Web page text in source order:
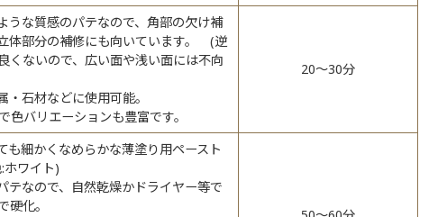
うな質感のパテなので、角部の欠け補
体部分の補修にも向いています。 (逆
くないので、広い面や浅い面には不向
・石材などに使用可能。
色バリエーションも豊富です。
20～30分
も細かくなめらかな薄塗り用ペースト
ホワイト)
テなので、自然乾燥かドライヤー等で
硬化。